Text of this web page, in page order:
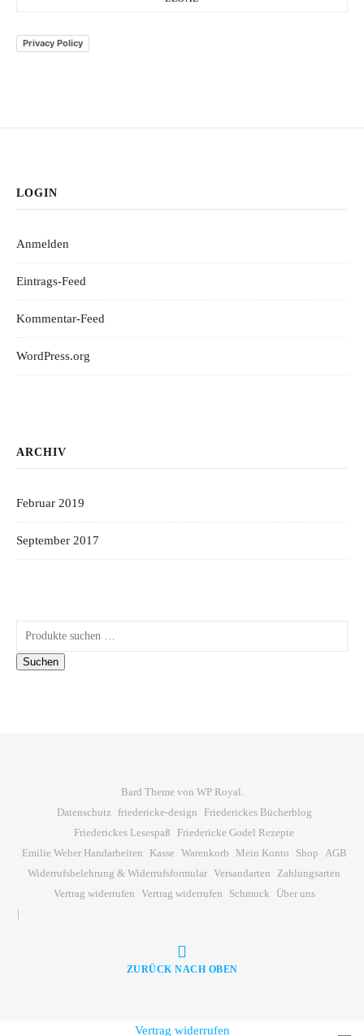
Privacy Policy
LOGIN
Anmelden
Eintrags-Feed
Kommentar-Feed
WordPress.org
ARCHIV
Februar 2019
September 2017
Suchen nach:
Suchen
Bard Theme von WP Royal.
Datenschutz
friedericke-design
Friederickes Bücherblog
Friederickes Lesespaß
Friedericke Godel Rezepte
Emilie Weber Handarbeiten
Kasse Warenkorb Mein Konto Shop AGB
Widerrufsbelehrung & Widerrufsformular Versandarten Zahlungsarten
Vertrag widerrufen Vertrag widerrufen Schmuck Über uns
ZURÜCK NACH OBEN
Vertrag widerrufen